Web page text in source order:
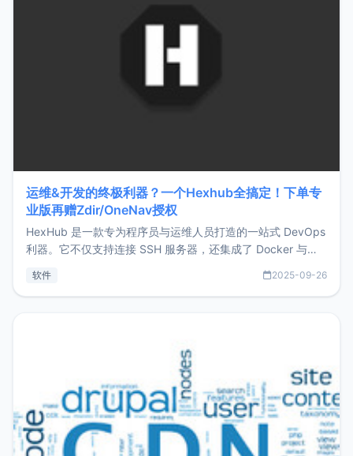
运维&开发的终极利器？一个Hexhub全搞定！下单专
业版再赠Zdir/OneNav授权
HexHub 是一款专为程序员与运维人员打造的一站式 DevOps
利器。它不仅支持连接 SSH 服务器，还集成了 Docker 与常
件间频繁切换，仅凭 HexHub 即可同时搞定运维与数据库操
软件 2025-09-26